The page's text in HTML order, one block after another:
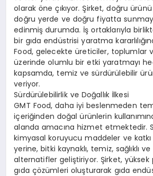
olarak öne çıkıyor. Şirket, doğru
doğru yerde ve doğru fiyatta
edinmiş durumda. İş ortaklarıyla
bir gıda endüstrisi yaratma
Food, gelecekte üreticiler, toplumlar
üzerinde olumlu bir etki yaratmayı
kapsamda, temiz ve sürdürülebilir
veriyor.
Sürdürülebilirlik ve Doğallık İlkesi
GMT Food, daha iyi beslenmeden
içeriğinden doğal ürünlerin
alanda amacına hizmet etmektedir.
kimyasal koruyucu maddeler ve
yerine, bitki kaynaklı, temiz, sağlıklı
alternatifler geliştiriyor. Şirket, yüksek
gıda çözümleri oluşturarak gıda